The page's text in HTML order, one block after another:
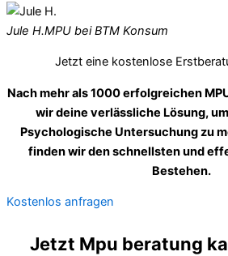
Jule H.MPU bei BTM Konsum
Jetzt eine kostenlose
Nach mehr als 1000 erfolgreichen
wir deine verlässliche Lösung,
Psychologische Untersuchung zu
finden wir den schnellsten und
Bestehen.
Kostenlos anfragen
Jetzt Mpu beratung